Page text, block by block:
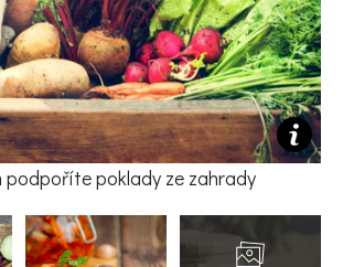
podpoříte poklady ze zahrady
do